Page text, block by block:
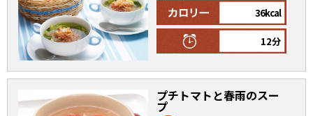
ヤマキ『めんつゆ』 ヤマキ 割烹白だし
おいしいレシピトップ
主食レシピ
主菜レシピ
かつお節・だしを知る
だしの取り方
かつお節の削り方
CM・キャンペーン
キャンペーン一覧
企業・採用情報
お問い合わせ
36kcal
12分
プチトマトと春雨のスー
プ